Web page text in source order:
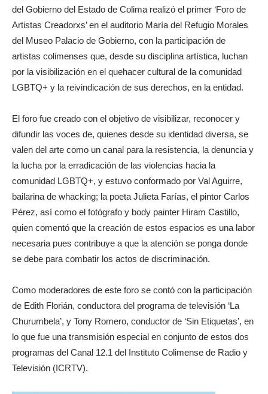
del Gobierno del Estado de Colima realizó el primer ‘Foro de
Artistas Creadorxs’ en el auditorio María del Refugio Morales
del Museo Palacio de Gobierno, con la participación de
artistas colimenses que, desde su disciplina artística, luchan
por la visibilización en el quehacer cultural de la comunidad
LGBTQ+ y la reivindicación de sus derechos, en la entidad.
El foro fue creado con el objetivo de visibilizar, reconocer y
difundir las voces de, quienes desde su identidad diversa, se
valen del arte como un canal para la resistencia, la denuncia y
la lucha por la erradicación de las violencias hacia la
comunidad LGBTQ+, y estuvo conformado por Val Aguirre,
bailarina de whacking; la poeta Julieta Farías, el pintor Carlos
Pérez, así como el fotógrafo y body painter Hiram Castillo,
quien comentó que la creación de estos espacios es una labor
necesaria pues contribuye a que la atención se ponga donde
se debe para combatir los actos de discriminación.
Como moderadores de este foro se contó con la participación
de Edith Florián, conductora del programa de televisión ‘La
Churumbela’, y Tony Romero, conductor de ‘Sin Etiquetas’, en
lo que fue una transmisión especial en conjunto de estos dos
programas del Canal 12.1 del Instituto Colimense de Radio y
Televisión (ICRTV).